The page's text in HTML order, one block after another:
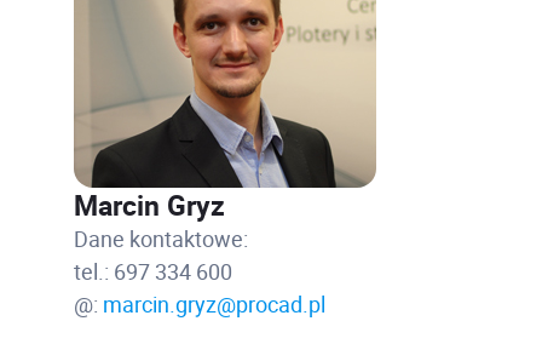
Marcin Gryz
Dane kontaktowe:
tel.: 697 334 600
@: marcin.gryz@procad.pl